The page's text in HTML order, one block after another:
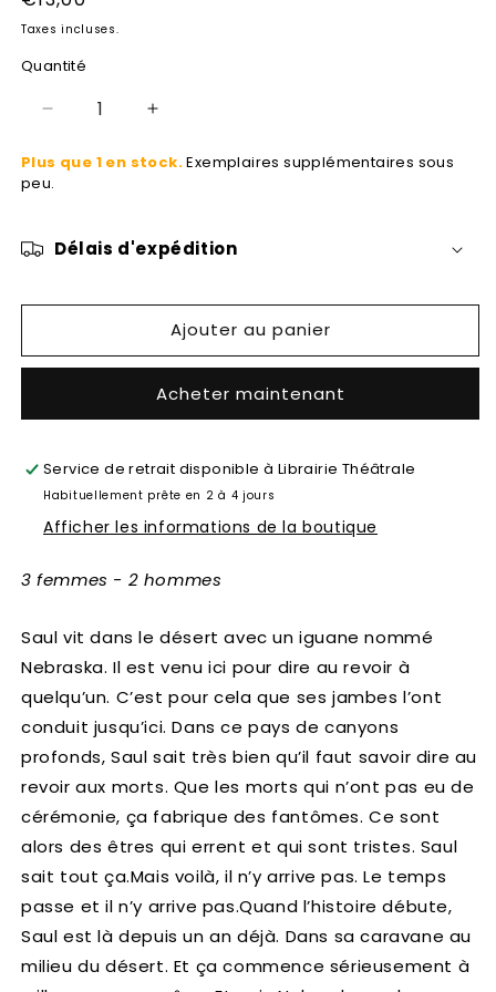
modale
habituel
Taxes incluses.
Quantité
Réduire
quantité
de
Augmenter
quantité
Plus que 1 en stock.Exemplaires supplémentaires sous
peu.
Délais d'expédition
Ajouter au panier
Acheter maintenant
Service de retrait disponible à Librairie Théâtrale
Habituellement prête en 2 à 4 jours
Afficher les informations de la boutique
3 femmes - 2 hommes
Saul vit dans le désert avec un iguane nommé
Nebraska. Il est venu ici pour dire au revoir à
quelqu’un. C’est pour cela que ses jambes l’ont
conduit jusqu’ici. Dans ce pays de canyons
profonds, Saul sait très bien qu’il faut savoir dire au
revoir aux morts. Que les morts qui n’ont pas eu de
cérémonie, ça fabrique des fantômes. Ce sont
alors des êtres qui errent et qui sont tristes. Saul
sait tout ça.Mais voilà, il n’y arrive pas. Le temps
passe et il n’y arrive pas.Quand l’histoire débute,
Saul est là depuis un an déjà. Dans sa caravane au
milieu du désert. Et ça commence sérieusement à